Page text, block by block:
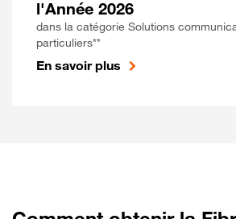
l'Année 2026
dans la catégorie Solutions
particuliers**
En savoir plus